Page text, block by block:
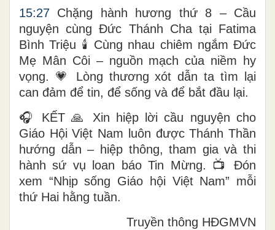
15:27 Chặng hành hương thứ 8 – Cầu
nguyện cùng Đức Thánh Cha tại Fatima
Bình Triệu 🕯️ Cùng nhau chiêm ngắm Đức
Mẹ Mân Côi – nguồn mạch của niềm hy
vọng. 💗 Lòng thương xót dẫn ta tìm lại
can đảm để tin, để sống và để bắt đầu lại.
🎧 KẾT 🙏 Xin hiệp lời cầu nguyện cho
Giáo Hội Việt Nam luôn được Thánh Thần
hướng dẫn – hiệp thông, tham gia và thi
hành sứ vụ loan báo Tin Mừng. 📺 Đón
xem “Nhịp sống Giáo hội Việt Nam” mỗi
thứ Hai hằng tuần.
Truyền thông HĐGMVN